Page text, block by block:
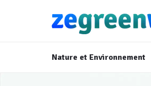
Nature et Environnement